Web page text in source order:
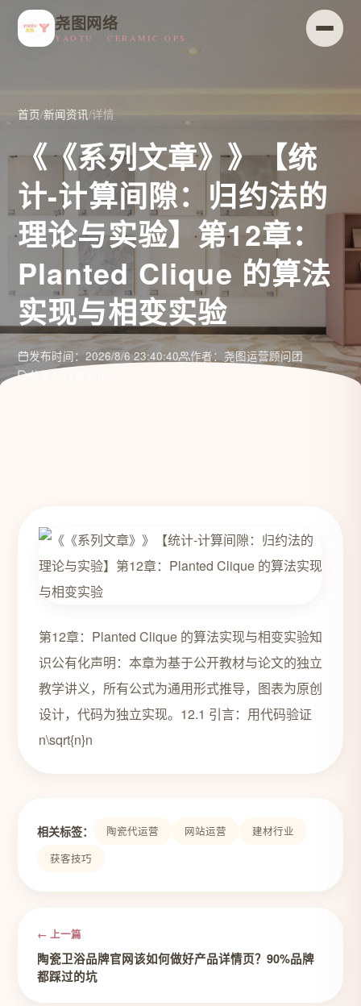
尧图网络
YAOTU · CERAMIC OPS
首页/新闻资讯/详情
《《系列文章》》【统
计-计算间隙：归约法的
理论与实验】第12章：
Planted Clique 的算法
实现与相变实验
发布时间：2026/8/6 23:40:40
作者：尧图运营顾问团
分类：行业资讯
第12章：Planted Clique 的算法实现与相变实验知
识公有化声明：本章为基于公开教材与论文的独立
教学讲义，所有公式为通用形式推导，图表为原创
设计，代码为独立实现。12.1 引言：用代码验证
n\sqrt{n}n
相关标签： 陶瓷代运营 网站运营
建材行业
获客技巧
← 上一篇
陶瓷卫浴品牌官网该如何做好产品详情页？90%品牌
都踩过的坑